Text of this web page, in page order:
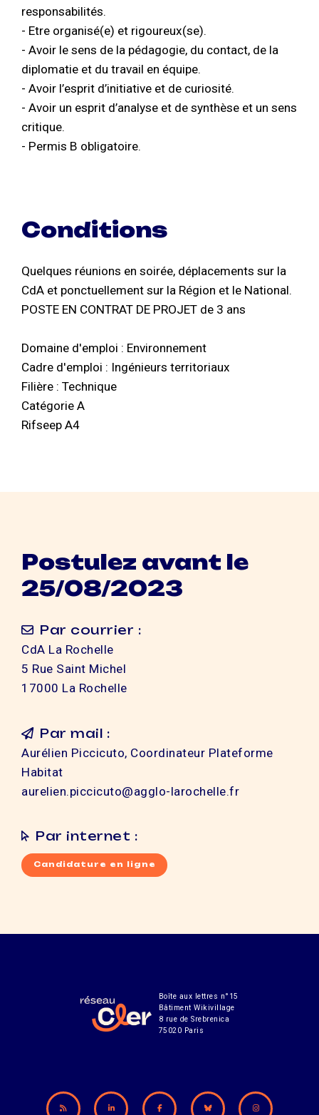
responsabilités.
- Etre organisé(e) et rigoureux(se).
- Avoir le sens de la pédagogie, du contact, de la
diplomatie et du travail en équipe.
- Avoir l’esprit d’initiative et de curiosité.
- Avoir un esprit d’analyse et de synthèse et un sens
critique.
- Permis B obligatoire.
Conditions
Quelques réunions en soirée, déplacements sur la
CdA et ponctuellement sur la Région et le National.
POSTE EN CONTRAT DE PROJET de 3 ans
Domaine d'emploi : Environnement
Cadre d'emploi : Ingénieurs territoriaux
Filière : Technique
Catégorie A
Rifseep A4
Postulez avant le
25/08/2023
Par courrier :
CdA La Rochelle
5 Rue Saint Michel
17000 La Rochelle
Par mail :
Aurélien Piccicuto, Coordinateur Plateforme
Habitat
aurelien.piccicuto@agglo-larochelle.fr
Par internet :
Candidature en ligne
Boîte aux lettres n°15
Bâtiment Wikivillage
8 rue de Srebrenica
75020 Paris